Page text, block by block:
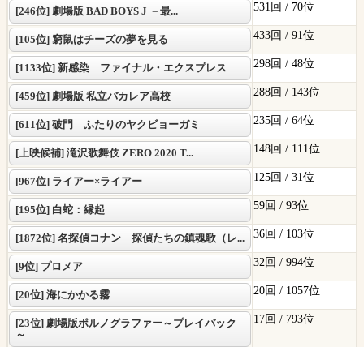
[246位] 劇場版 BAD BOYS J －最... 531回 / 70位
[105位] 窮鼠はチーズの夢を見る 433回 / 91位
[1133位] 新感染 ファイナル・エクスプレス 298回 / 48位
[459位] 劇場版 私立バカレア高校 288回 / 143位
[611位] 破門 ふたりのヤクビョーガミ 235回 / 64位
[上映候補] 滝沢歌舞伎 ZERO 2020 T... 148回 / 111位
[967位] ライアー×ライアー 125回 / 31位
[195位] 白蛇：縁起 59回 / 93位
[1872位] 名探偵コナン 探偵たちの鎮魂歌（レ... 36回 / 103位
[9位] プロメア 32回 / 994位
[20位] 海にかかる霧 20回 / 1057位
[23位] 劇場版ポルノグラファー～プレイバック
～
17回 / 793位